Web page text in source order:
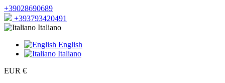
+39028690689
+393793420491
Italiano
English
Italiano
EUR €